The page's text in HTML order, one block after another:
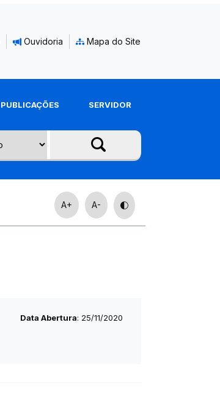
Ouvidoria Mapa do Site
PUBLICAÇÕES SERVIDOR
A+ A-
Data Abertura: 25/11/2020